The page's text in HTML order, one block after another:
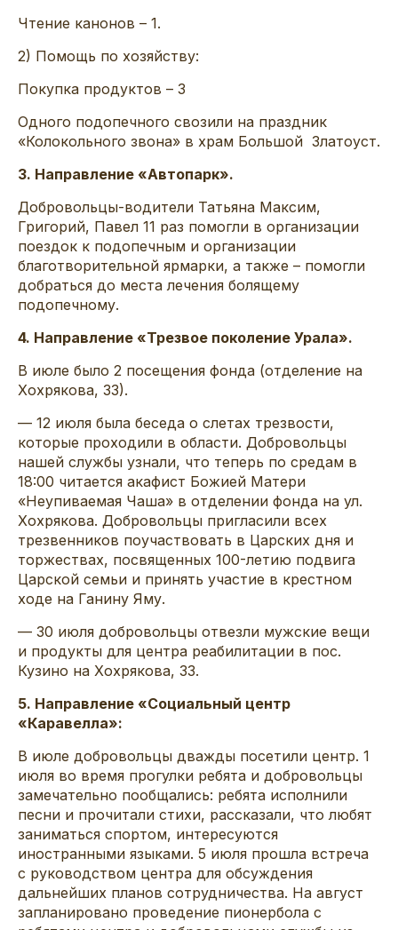
Чтение канонов – 1.
2) Помощь по хозяйству:
Покупка продуктов – 3
Одного подопечного свозили на праздник
«Колокольного звона» в храм Большой Златоуст.
3. Направление «Автопарк».
Добровольцы-водители Татьяна Максим,
Григорий, Павел 11 раз помогли в организации
поездок к подопечным и организации
благотворительной ярмарки, а также – помогли
добраться до места лечения болящему
подопечному.
4. Направление «Трезвое поколение Урала».
В июле было 2 посещения фонда (отделение на
Хохрякова, 33).
— 12 июля была беседа о слетах трезвости,
которые проходили в области. Добровольцы
нашей службы узнали, что теперь по средам в
18:00 читается акафист Божией Матери
«Неупиваемая Чаша» в отделении фонда на ул.
Хохрякова. Добровольцы пригласили всех
трезвенников поучаствовать в Царских дня и
торжествах, посвященных 100-летию подвига
Царской семьи и принять участие в крестном
ходе на Ганину Яму.
— 30 июля добровольцы отвезли мужские вещи
и продукты для центра реабилитации в пос.
Кузино на Хохрякова, 33.
5. Направление «Социальный центр
«Каравелла»:
В июле добровольцы дважды посетили центр. 1
июля во время прогулки ребята и добровольцы
замечательно пообщались: ребята исполнили
песни и прочитали стихи, рассказали, что любят
заниматься спортом, интересуются
иностранными языками. 5 июля прошла встреча
с руководством центра для обсуждения
дальнейших планов сотрудничества. На август
запланировано проведение пионербола с